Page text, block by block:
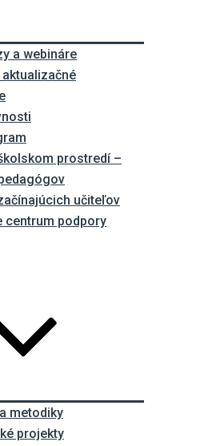
a webináre
prostredí –
učiteľov
centrum podpory
metodiky
projekty